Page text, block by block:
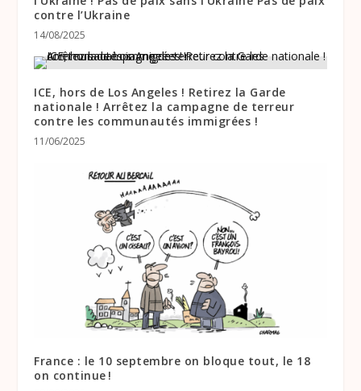
contre l’Ukraine
14/08/2025
ICE, hors de Los Angeles ! Retirez la Garde
nationale ! Arrêtez la campagne de terreur
contre les communautés immigrées !
11/06/2025
France : le 10 septembre on bloque tout, le 18
on continue !